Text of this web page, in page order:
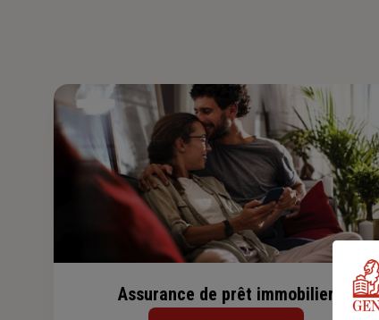
Assurance de prêt immobilier